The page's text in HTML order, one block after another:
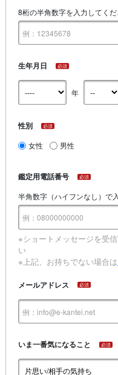
8桁の半角数字を入力してく
生年月日 必須
年
性別 必須
女性 男性
鑑定用電話番号 必須
半角数字（ハイフンなし）で
※ショートメッセージを受
い
※上記、お持ちでない場合は
メールアドレス 必須
いま一番気になること 必須